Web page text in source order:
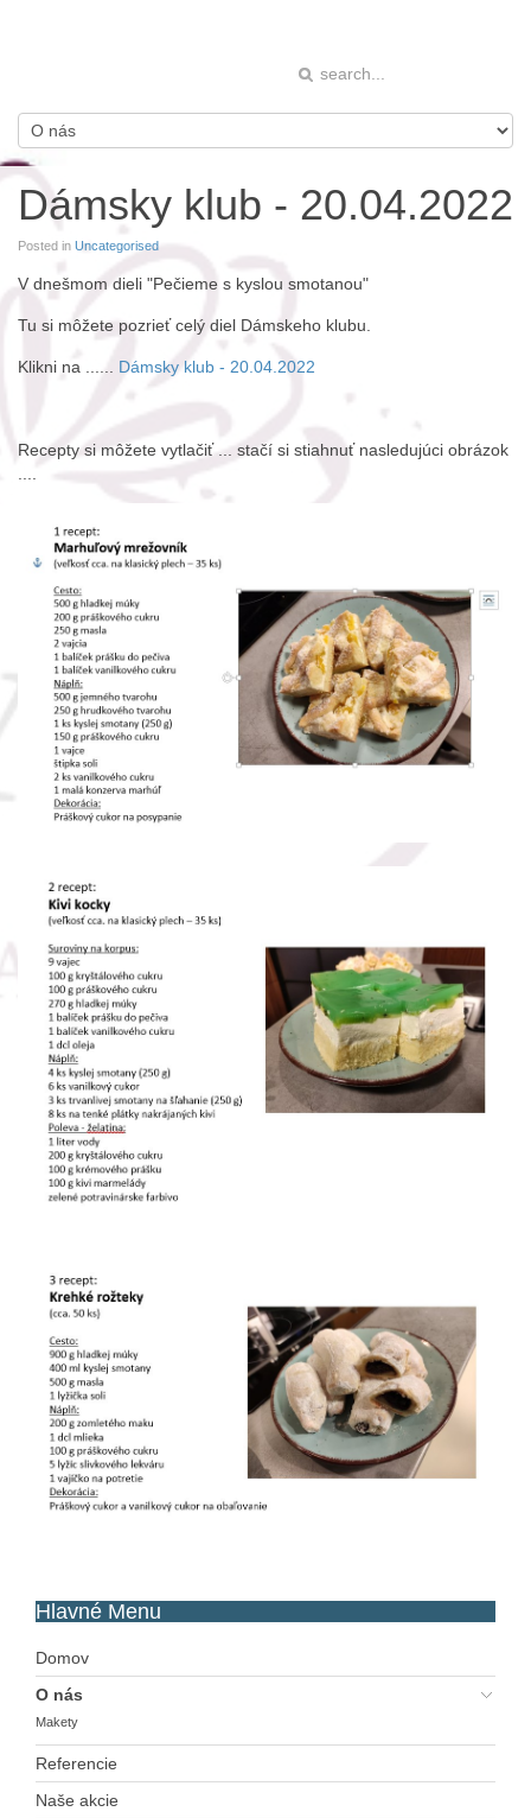
Dámsky klub - 20.04.2022
Posted in Uncategorised
V dnešmom dieli "Pečieme s kyslou smotanou"
Tu si môžete pozrieť celý diel Dámskeho klubu.
Klikni na ...... Dámsky klub - 20.04.2022
Recepty si môžete vytlačiť ... stačí si stiahnuť nasledujúci obrázok
Hlavné Menu
Domov
O nás
Makety
Referencie
Naše akcie